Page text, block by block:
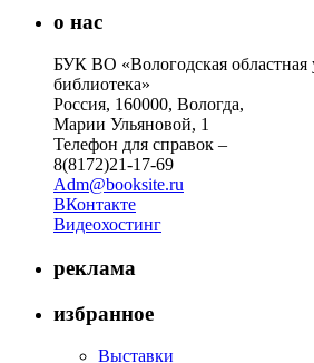
о нас
БУК ВО «Вологодская областная
библиотека»
Россия, 160000, Вологда,
Марии Ульяновой, 1
Телефон для справок –
8(8172)21-17-69
Adm@booksite.ru
ВКонтакте
Видеохостинг
реклама
избранное
Выставки